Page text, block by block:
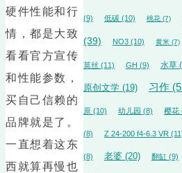
硬件性能和行
情，都是大致
看看官方宣传
和性能参数，
买自己信赖的
品牌就是了。
一直想着这东
西就算再慢也
(9) 低碳 (10) 桃花 (7)
(39) NO3 (10) 黄米 (7)
莫丝 (11) GH (9) 水草
原创文学 (19) 习作
原 (10) 幼儿园 (8) 樱花
(8) Z 24-200 f4-6.3 VR
(8) 老婆 (20) 翻缸 (9)